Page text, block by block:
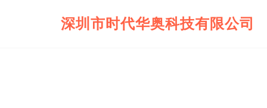
深圳市时代华奥科技有限公司